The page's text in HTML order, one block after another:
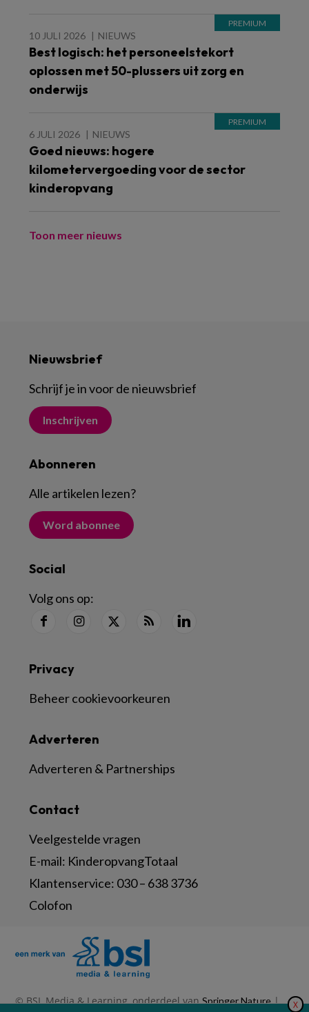
10 JULI 2026 NIEUWS
Best logisch: het personeelstekort
oplossen met 50-plussers uit zorg en
onderwijs
6 JULI 2026 NIEUWS
Goed nieuws: hogere
kilometervergoeding voor de sector
kinderopvang
Toon meer nieuws
Nieuwsbrief
Schrijf je in voor de nieuwsbrief
Inschrijven
Abonneren
Alle artikelen lezen?
Word abonnee
Social
Volg ons op:
Contact
Veelgestelde vragen
E-mail: KinderopvangTotaal
Klantenservice: 030 – 638 3736
Colofon
Adverteren
Adverteren & Partnerships
Privacy
Beheer cookievoorkeuren
© BSL Media & Learning, onderdeel vanSpringer Nature| X